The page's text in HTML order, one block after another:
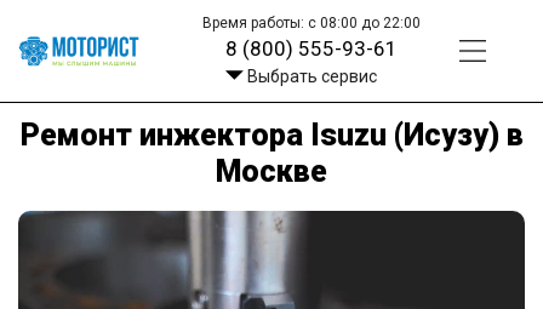
Время работы: с 08:00 до 22:00
8 (800) 555-93-61
Выбрать сервис
Ремонт инжектора Isuzu (Исузу) в
Москве